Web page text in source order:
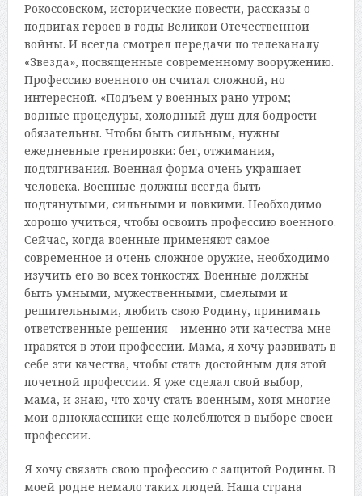
Рокоссовском, исторические повести, рассказы о
подвигах героев в годы Великой Отечественной
войны. И всегда смотрел передачи по телеканалу
«Звезда», посвященные современному вооружению.
Профессию военного он считал сложной, но
интересной. «Подъем у военных рано утром;
водные процедуры, холодный душ для бодрости
обязательны. Чтобы быть сильным, нужны
ежедневные тренировки: бег, отжимания,
подтягивания. Военная форма очень украшает
человека. Военные должны всегда быть
подтянутыми, сильными и ловкими. Необходимо
хорошо учиться, чтобы освоить профессию военного.
Сейчас, когда военные применяют самое
современное и очень сложное оружие, необходимо
изучить его во всех тонкостях. Военные должны
быть умными, мужественными, смелыми и
решительными, любить свою Родину, принимать
ответственные решения – именно эти качества мне
нравятся в этой профессии. Мама, я хочу развивать в
себе эти качества, чтобы стать достойным для этой
почетной профессии. Я уже сделал свой выбор,
мама, и знаю, что хочу стать военным, хотя многие
мои одноклассники еще колеблются в выборе своей
профессии.
Я хочу связать свою профессию с защитой Родины. В
моей родне немало таких людей. Наша страна